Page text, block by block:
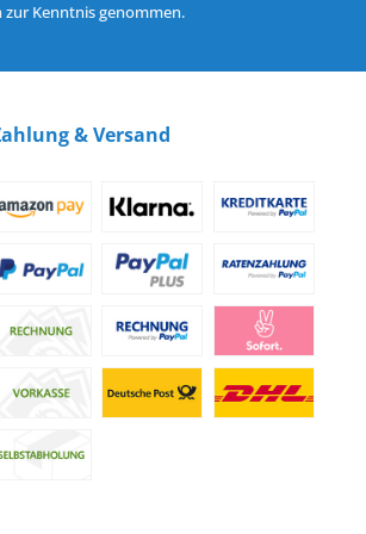
zur Kenntnis genommen.
& Versand